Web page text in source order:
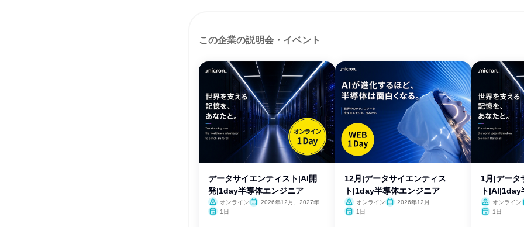
この企業の説明会・イベント
データサイエンティスト|AI開
発|1day半導体エンジニア
オンライン
2026年12月、2027年1
1日
12月|データサイエンティス
ト|1day半導体エンジニア
オンライン
2026年12月
1日
1月|データ
ト|AI|1day
オンライン
1日